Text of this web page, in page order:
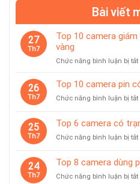
Bài viết
27
Th7
Top 10 camera
vàng
Chức năng bình luận bị tắtở
26
Th7
Top 10 camera pin
Chức năng bình luận bị tắtở
từ
25
Th7
Top 6 camera có
Chức năng bình luận bị tắtở
24
Th7
Top 8 camera dùng
Chức năng bình luận bị tắtở